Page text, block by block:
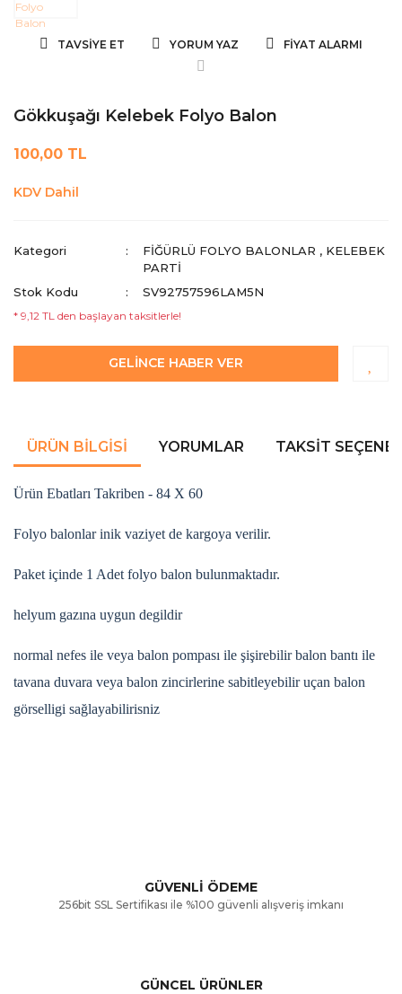
TAVSIYE ET YORUM YAZ FIYAT ALARMI
Gökkuşağı Kelebek Folyo Balon
100,00 TL
KDV Dahil
Kategori FIĞÜRLÜ FOLYO BALONLAR , KELEBEK
PARTI
Stok Kodu
SV92757596LAM5N
* 9,12 TL den başlayan taksitlerle!
GELİNCE HABER VER
ÜRÜN BILGISI YORUMLAR TAKSIT
Ürün Ebatları Takriben - 84 X 60
Folyo balonlar inik vaziyet de kargoya verilir.
Paket içinde 1 Adet folyo balon bulunmaktadır.
helyum gazına uygun degildir
normal nefes ile veya balon pompası ile şişirebilir balon bantı ile
tavana duvara veya balon zincirlerine sabitleyebilir uçan balon
görselligi sağlayabilirisniz
Ürün resmi kalitesiz, bozuk veya görüntülenemiyor.
Ürün bilgilerinde hatalar bulunuyor.
GÜVENLİ ÖDEME
256bit SSL Sertifikası ile %100 güvenli alışveriş imkanı
GÜNCEL ÜRÜNLER